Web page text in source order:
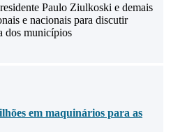
Paulo Ziulkoski e demais
e nacionais para discutir
dos municípios
em maquinários para as